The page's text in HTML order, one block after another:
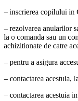
– inscrierea copilului in
– rezolvarea anularilor
la o comanda sau un
achizitionate de catre
– pentru a asigura
– contactarea acestuia,
– contactarea acestuia